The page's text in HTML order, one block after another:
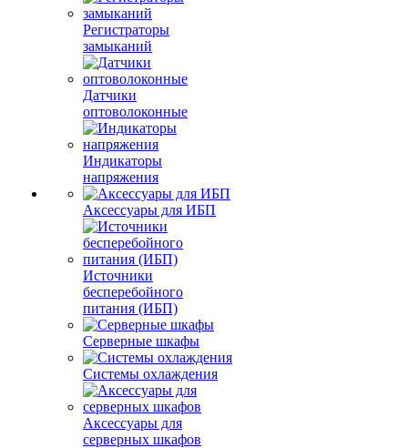
Регистраторы
замыканий
Датчики
оптоволоконные
Индикаторы
напряжения
Аксессуары для ИБП
Источники
бесперебойного
питания (ИБП)
Серверные шкафы
Системы охлаждения
Аксессуары для
серверных шкафов